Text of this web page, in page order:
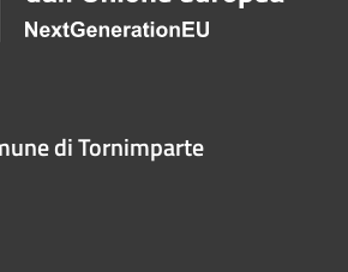
di Tornimparte